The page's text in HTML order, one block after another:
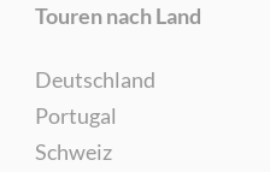
Touren nach Land
Deutschland
Portugal
Schweiz